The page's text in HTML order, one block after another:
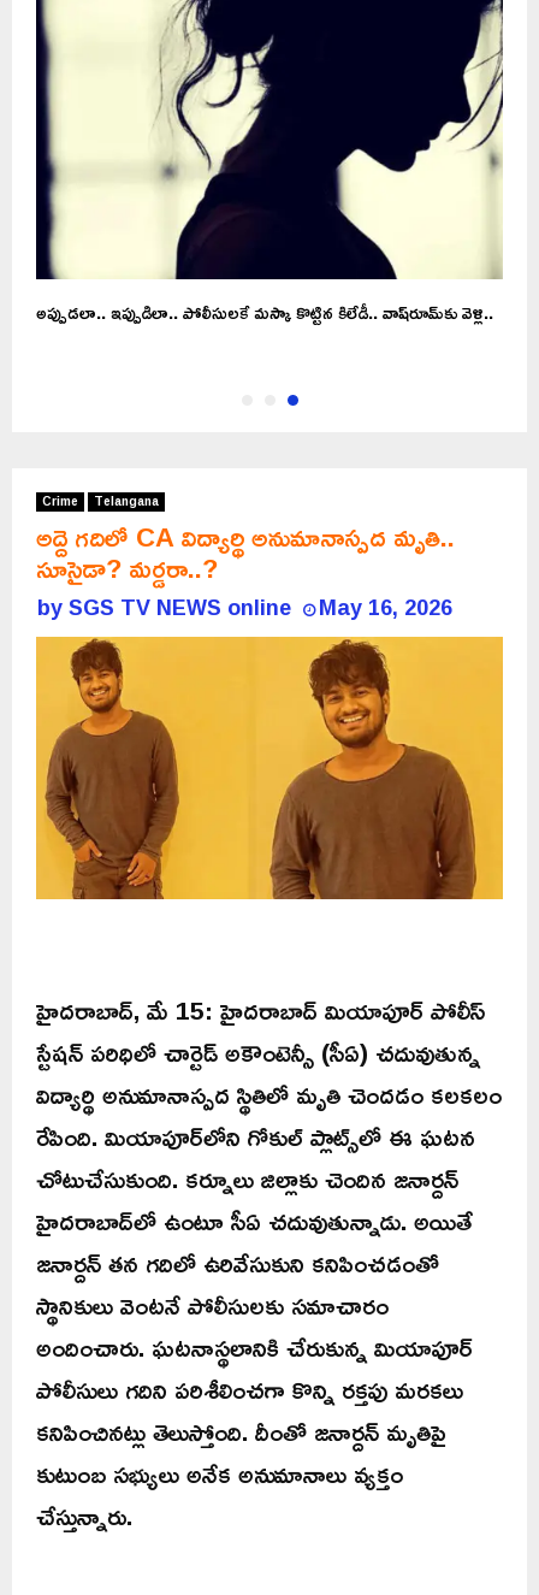
అప్పుడలా.. ఇప్పుడిలా.. పోలీసులకే మస్కా కొట్టిన కిలేడీ.. వాష్‌రూమ్‌కు వెళ్లి..
Crime Telangana
అద్దె గదిలో CA విద్యార్థి అనుమానాస్పద మృతి..
సూసైడా? మర్డరా..?
bySGS TV NEWS online May 16, 2026
హైదరాబాద్, మే 15: హైదరాబాద్ మియాపూర్ పోలీస్
స్టేషన్ పరిధిలో చార్టెడ్ అకౌంటెన్సీ (సీఏ) చదువుతున్న
విద్యార్థి అనుమానాస్పద స్థితిలో మృతి చెందడం కలకలం
రేపింది. మియాపూర్‌లోని గోకుల్ ప్లాట్స్‌లో ఈ ఘటన
చోటుచేసుకుంది. కర్నూలు జిల్లాకు చెందిన జనార్దన్
హైదరాబాద్‌లో ఉంటూ సీఏ చదువుతున్నాడు. అయితే
జనార్దన్ తన గదిలో ఉరివేసుకుని కనిపించడంతో
స్థానికులు వెంటనే పోలీసులకు సమాచారం
అందించారు. ఘటనాస్థలానికి చేరుకున్న మియాపూర్
పోలీసులు గదిని పరిశీలించగా కొన్ని రక్తపు మరకలు
కనిపించినట్లు తెలుస్తోంది. దీంతో జనార్దన్ మృతిపై
కుటుంబ సభ్యులు అనేక అనుమానాలు వ్యక్తం
చేస్తున్నారు.